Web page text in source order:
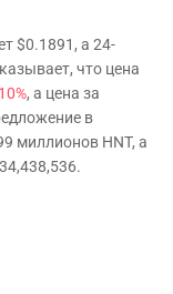
$0.1891, а 24-
что цена
, а цена за
в
миллионов HNT, а